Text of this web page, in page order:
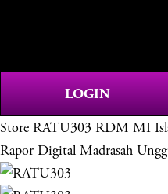
e
u
LOGIN
Store RATU303 RDM MI
Rapor Digital Madrasah